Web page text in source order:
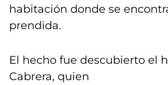
habitación donde se
prendida.
El hecho fue descubierto el
Cabrera, quien